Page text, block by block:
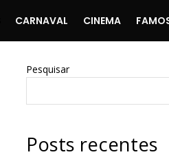
CARNAVAL CINEMA
Pesquisar
Posts recentes